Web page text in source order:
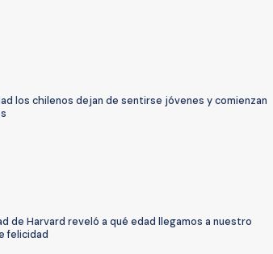
los chilenos dejan de sentirse jóvenes y comienzan
de Harvard reveló a qué edad llegamos a nuestro
felicidad